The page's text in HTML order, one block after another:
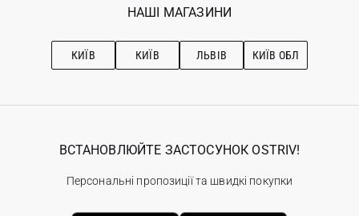
Ostriv Club+
Наші магазини
Рекомендації з догляду
НАШІ МАГАЗИНИ
КИЇВ КИЇВ ЛЬВІВ КИЇВ ОБЛ
ВСТАНОВЛЮЙТЕ ЗАСТОСУНОК OSTRIV!
Персональні пропозиції та швидкі покупки